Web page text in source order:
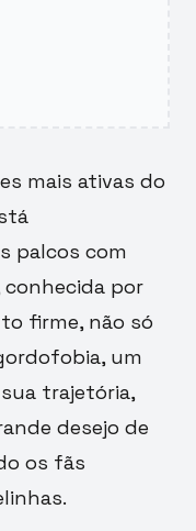
mais ativas do
palcos com
por
firme, não só
um
trajetória,
desejo de
os fãs